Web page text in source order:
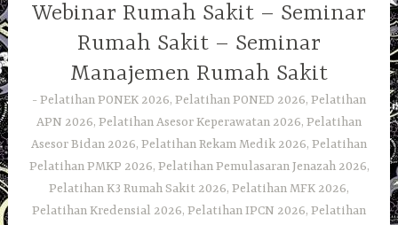
Webinar Rumah Sakit – Seminar
Rumah Sakit – Seminar
Manajemen Rumah Sakit
Pelatihan PONEK 2026, Pelatihan PONED 2026, Pelatihan
APN 2026, Pelatihan Asesor Keperawatan 2026, Pelatihan
Asesor Bidan 2026, Pelatihan Rekam Medik 2026, Pelatihan
Pelatihan PMKP 2026, Pelatihan Pemulasaran Jenazah 2026,
Pelatihan K3 Rumah Sakit 2026, Pelatihan MFK 2026,
Pelatihan Kredensial 2026, Pelatihan IPCN 2026, Pelatihan